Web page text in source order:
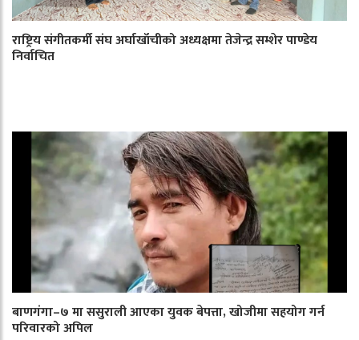
राष्ट्रिय संगीतकर्मी संघ अर्घाखाँचीको अध्यक्षमा तेजेन्द्र सम्शेर पाण्डेय
निर्वाचित
बाणगंगा–७ मा ससुराली आएका युवक बेपत्ता, खोजीमा सहयोग गर्न
परिवारको अपिल